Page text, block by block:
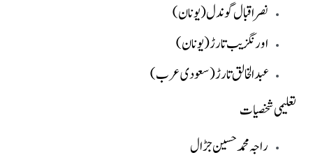
نصر اقبال گوندل (یونان)
اورنگزیب تارڑ (یونان)
عبدالخالق تارڑ (سعودی عرب)
تعلیمی شخصیات
راجہ محمد حسین جڑال